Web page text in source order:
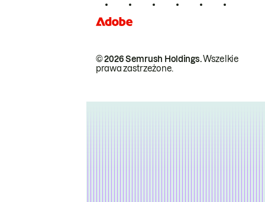
© 2026 Semrush Holdings.Wszelkie
prawa zastrzeżone.